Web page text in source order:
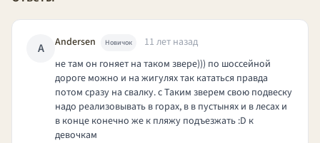
A Andersen Новичок
11 лет назад
не там он гоняет на таком звере))) по шоссейной
дороге можно и на жигулях так кататься правда
потом сразу на свалку. с Таким зверем свою подвеску
надо реализовывать в горах, в в пустынях и в лесах и
в конце конечно же к пляжу подъезжать :D к
девочкам